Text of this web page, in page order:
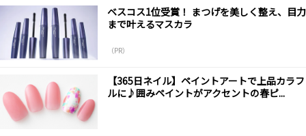
ベスコス1位受賞！ まつげを美しく整え、目力
まで叶えるマスカラ
（PR）
【365日ネイル】ペイントアートで上品カラフ
ルに♪囲みペイントがアクセントの春ピ...